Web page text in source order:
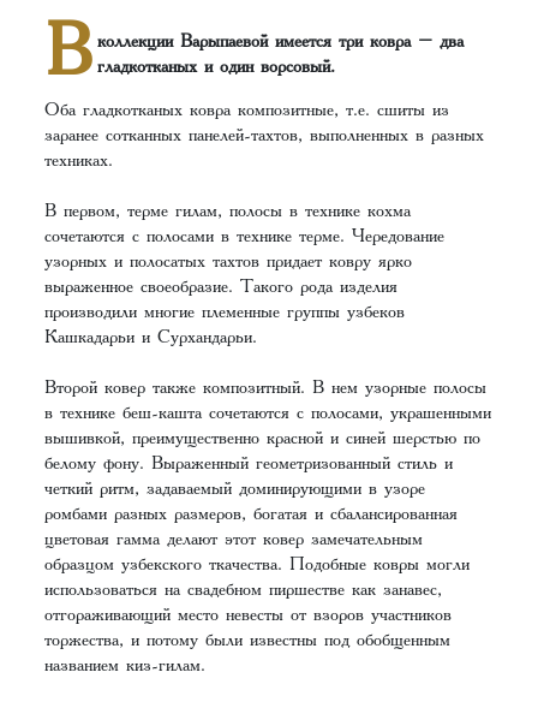
В коллекции Варыпаевой имеется три ковра – два
гладкотканых и один ворсовый.
Оба гладкотканых ковра композитные, т.е. сшиты из
заранее сотканных панелей-тахтов, выполненных в разных
техниках.
В первом, терме гилам, полосы в технике кохма
сочетаются с полосами в технике терме. Чередование
узорных и полосатых тахтов придает ковру ярко
выраженное своеобразие. Такого рода изделия
производили многие племенные группы узбеков
Кашкадарьи и Сурхандарьи.
Второй ковер также композитный. В нем узорные полосы
в технике беш-кашта сочетаются с полосами, украшенными
вышивкой, преимущественно красной и синей шерстью по
белому фону. Выраженный геометризованный стиль и
четкий ритм, задаваемый доминирующими в узоре
ромбами разных размеров, богатая и сбалансированная
цветовая гамма делают этот ковер замечательным
образцом узбекского ткачества. Подобные ковры могли
использоваться на свадебном пиршестве как занавес,
отгораживающий место невесты от взоров участников
торжества, и потому были известны под обобщенным
названием киз-гилам.